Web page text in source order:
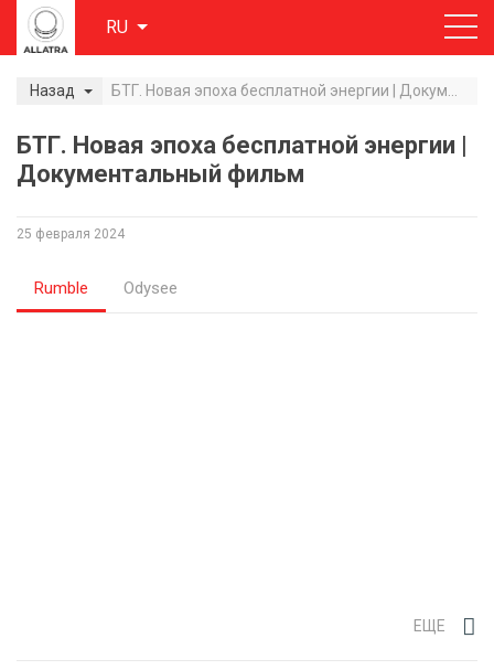
RU
Назад
БТГ. Новая эпоха бесплатной энергии |
Документальный фильм
25 февраля 2024
Rumble Odysee
ЕЩЕ